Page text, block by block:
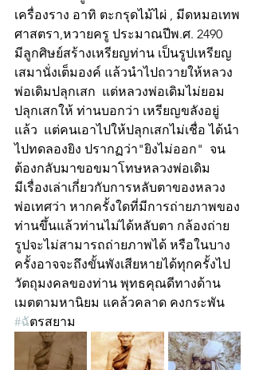
เครื่องราง อาทิ ตะกรุดไม้ไผ่ , มีดหมอเทพ
ศาสตรา,หวายครู ประมาณปีพ.ศ. 2490
มีลูกศิษย์สร้างเหรียญท่าน เป็นรูปเหรียญ
เสมานั่งเต็มองค์ แล้วนำไปถวายให้หลวง
พ่อเดิมปลุกเสก  แต่หลวงพ่อเดิมไม่ยอม
ปลุกเสกให้ ท่านบอกว่า เหรียญขลังอยู่
แล้ว  แต่คนเอาไปให้ปลุกเสกไม่เชื่อ ได้นำ
ไปทดลองยิง ปรากฏว่า"ยิงไม่ออก"  จน
ต้องกลับมาขอขมาโทษหลวงพ่อเดิม
มีเรื่องเล่าเกี่ยวกับการหลับตาของหลวง
พ่อเทศว่า หากครั้งใดที่มีการถ่ายภาพของ
ท่านขึ้นแล้วท่านไม่ได้หลับตา กล้องถ่าย
รูปจะไม่สามารถถ่ายภาพได้ หรือในบาง
ครั้งอาจจะถึงขั้นพังเสียหายได้ทุกครั้งไป
วัตถุมงคลของท่าน พุทธคุณดีทางด้าน
เมตตามหานิยม แคล้วคลาด คงกระพัน
#ฉัตรสยาม